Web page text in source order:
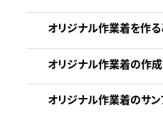
オリジナル作業着を作
オリジナル作業着の作成
オリジナル作業着のサ